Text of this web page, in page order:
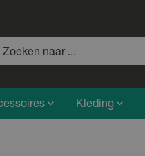
Kleding